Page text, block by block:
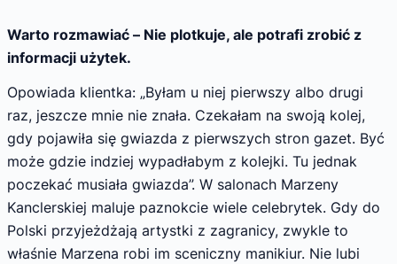
Warto rozmawiać – Nie plotkuje, ale potrafi zrobić z
informacji użytek.
Opowiada klientka: „Byłam u niej pierwszy albo drugi
raz, jeszcze mnie nie znała. Czekałam na swoją kolej,
gdy pojawiła się gwiazda z pierwszych stron gazet. Być
może gdzie indziej wypadłabym z kolejki. Tu jednak
poczekać musiała gwiazda”. W salonach Marzeny
Kanclerskiej maluje paznokcie wiele celebrytek. Gdy do
Polski przyjeżdżają artystki z zagranicy, zwykle to
właśnie Marzena robi im sceniczny manikiur. Nie lubi